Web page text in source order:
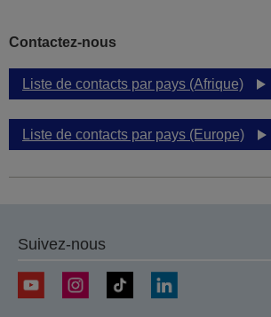
Contactez-nous
Liste de contacts par pays (Afrique)
Liste de contacts par pays (Europe)
Suivez-nous